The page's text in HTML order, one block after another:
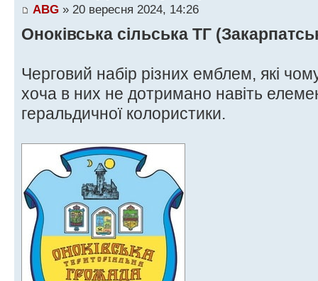
ABG » 20 вересня 2024, 14:26
Оноківська сільська ТГ
Черговий набір різних емблем, які
хоча в них не дотримано навіть
геральдичної колористики.